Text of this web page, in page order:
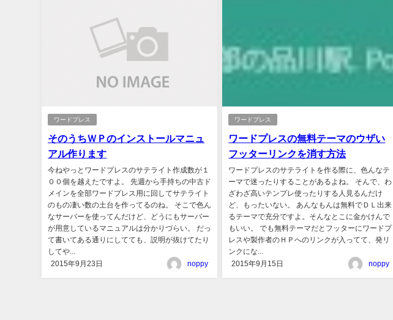
ワードプレス
そのうちＷＰのインストールマニュ
アル作ります
今ねやっとワードプレスのサテライト作成数が１
００個を越えたですよ。 先週から手持ちの中古ド
メインを全部ワードプレス用に回してサテライト
のもの凄い数の土台を作ってるのね。 そこで色ん
なサーバーを使ってんだけど、どうにもサーバー
が用意しているマニュアルは分かりづらい。 だっ
て書いてある通りにしてても、説明が抜けてたり
してや...
2015年9月23日
noppy
ワードプレス
ワードプレスの無料テーマのウザい
フッターリンクを消す方法
ワードプレスのサテライトを作る際に、色んなテ
ーマで迷ったりすることがあるよね。 そんで、わ
ざわざ高いテンプレ使ったりする人見るんだけ
ど、もったいない。 あんなもんは無料でＤＬ出来
るテーマで充分ですよ。そんなとこに金かけんで
もいい。 でも無料テーマだとフッターにワードプ
レスや製作者のＨＰへのリンクが入ってて、発リ
ンクにな...
2015年9月15日
noppy